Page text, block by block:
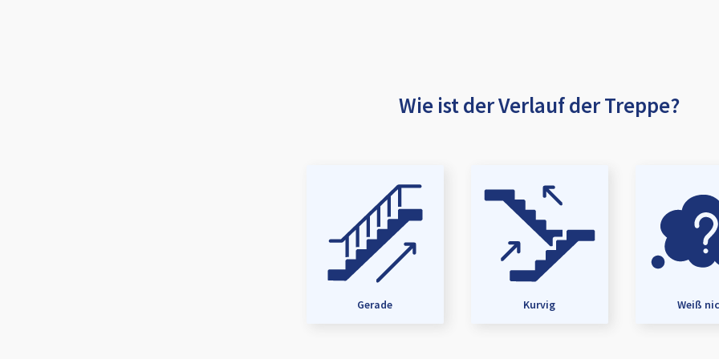
Wie ist der Verlauf der Treppe?
Gerade Kurvig Weiß